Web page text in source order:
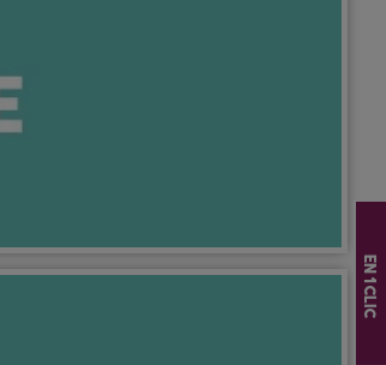
En 1 clic